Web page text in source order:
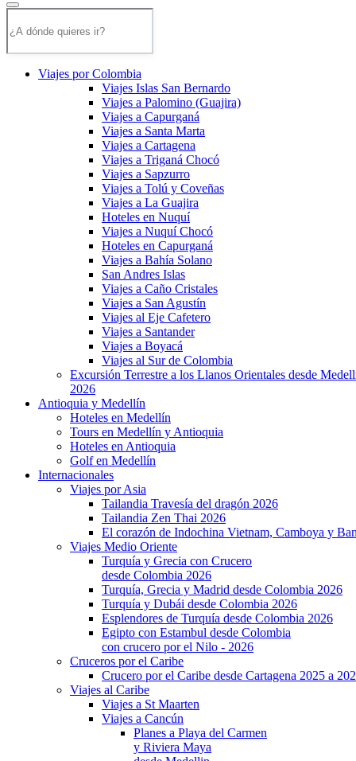
Viajes por Colombia
Viajes Islas San Bernardo
Viajes a Palomino (Guajira)
Viajes a Capurganá
Viajes a Santa Marta
Viajes a Cartagena
Viajes a Triganá Chocó
Viajes a Sapzurro
Viajes a Tolú y Coveñas
Viajes a La Guajira
Hoteles en Nuquí
Viajes a Nuquí Chocó
Hoteles en Capurganá
Viajes a Bahía Solano
San Andres Islas
Viajes a Caño Cristales
Viajes a San Agustín
Viajes al Eje Cafetero
Viajes a Santander
Viajes a Boyacá
Viajes al Sur de Colombia
Excursión Terrestre a los Llanos Orientales desde
2026
Antioquia y Medellín
Hoteles en Medellín
Tours en Medellín y Antioquia
Hoteles en Antioquia
Golf en Medellín
Internacionales
Viajes por Asia
Tailandia Travesía del dragón 2026
Tailandia Zen Thai 2026
El corazón de Indochina Vietnam, Camboya y
Viajes Medio Oriente
Turquía y Grecia con Crucero
desde Colombia 2026
Turquía, Grecia y Madrid desde Colombia 2026
Turquía y Dubái desde Colombia 2026
Esplendores de Turquía desde Colombia 2026
Egipto con Estambul desde Colombia
con crucero por el Nilo - 2026
Cruceros por el Caribe
Crucero por el Caribe desde Cartagena 2025 a
Viajes al Caribe
Viajes a St Maarten
Viajes a Cancún
Planes a Playa del Carmen
y Riviera Maya